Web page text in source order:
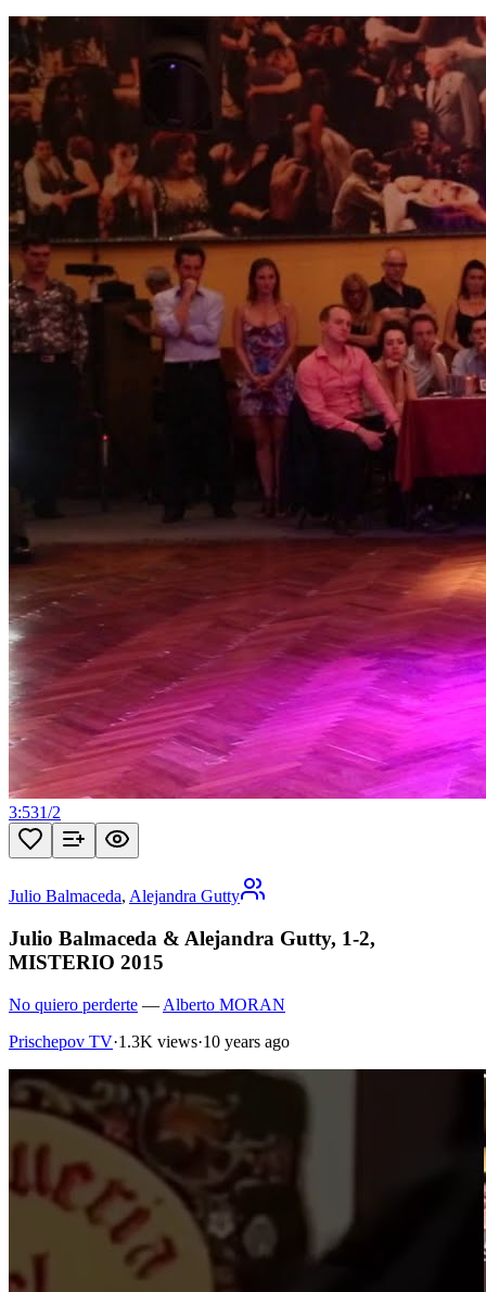
3:531/2
Julio Balmaceda, Alejandra Gutty
Julio Balmaceda & Alejandra Gutty, 1-2,
MISTERIO 2015
No quiero perderte — Alberto MORAN
Prischepov TV·1.3K views·10 years ago